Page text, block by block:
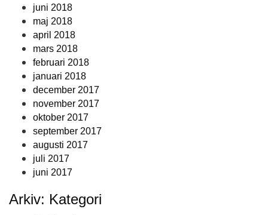
juni 2018
maj 2018
april 2018
mars 2018
februari 2018
januari 2018
december 2017
november 2017
oktober 2017
september 2017
augusti 2017
juli 2017
juni 2017
Arkiv: Kategori